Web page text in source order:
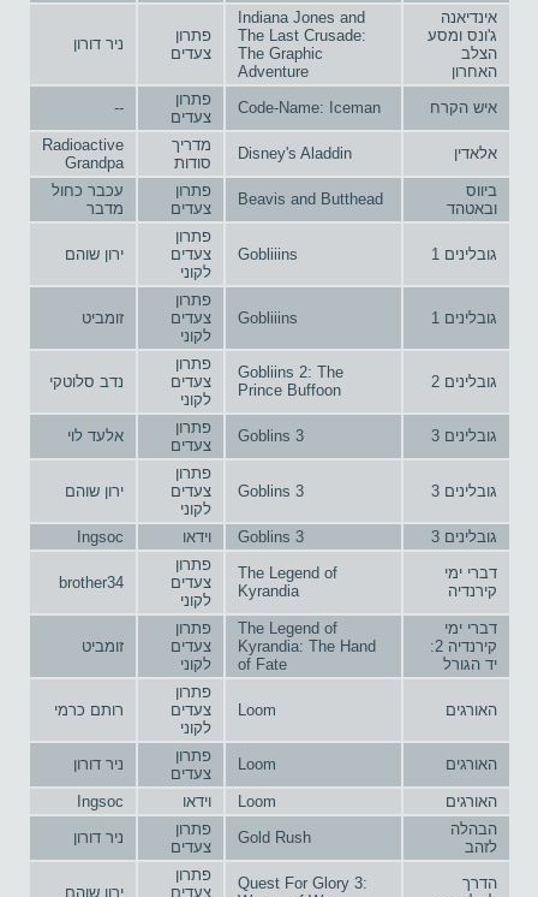
אינדיאנה
ג'ונס ומסע
הצלב
האחרון
Indiana Jones and
The Last Crusade:
The Graphic
Adventure
פתרון
צעדים
ניר דורון
איש הקרח Code-Name: Iceman
פתרון
צעדים
--
אלאדין Disney's Aladdin
מדריך
סודות
Radioactive
Grandpa
ביווס
ובאטהד
Beavis and Butthead
פתרון
צעדים
עכבר כחול
מדבר
גובלינים 1 Gobliiins
פתרון
צעדים
לקוני
ירון שוהם
גובלינים 1 Gobliiins
פתרון
צעדים
לקוני
זומביט
גובלינים 2
Gobliins 2: The
Prince Buffoon
פתרון
צעדים
לקוני
נדב סלוטקי
גובלינים 3 Goblins 3
פתרון
צעדים
אלעד לוי
גובלינים 3 Goblins 3
פתרון
צעדים
לקוני
ירון שוהם
גובלינים 3 Goblins 3 וידאו
Ingsoc
דברי ימי
קירנדיה
The Legend of
Kyrandia
פתרון
צעדים
לקוני
brother34
דברי ימי
קירנדיה 2:
יד הגורל
The Legend of
Kyrandia: The Hand
of Fate
פתרון
צעדים
לקוני
זומביט
האורגים Loom
פתרון
צעדים
לקוני
רותם כרמי
האורגים Loom
פתרון
צעדים
ניר דורון
האורגים Loom וידאו
Ingsoc
הבהלה
לזהב
Gold Rush
פתרון
צעדים
ניר דורון
הדרך
Quest For Glory 3:
פתרון
צעדים
ירון שוהם